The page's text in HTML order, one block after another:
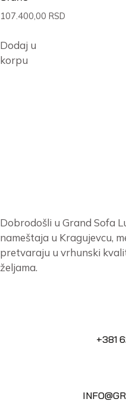
107.400,00 RSD
Dodaj u
korpu
Dobrodošli u Grand Sofa
nameštaja u Kragujevcu,
pretvaraju u vrhunski
željama.
+381